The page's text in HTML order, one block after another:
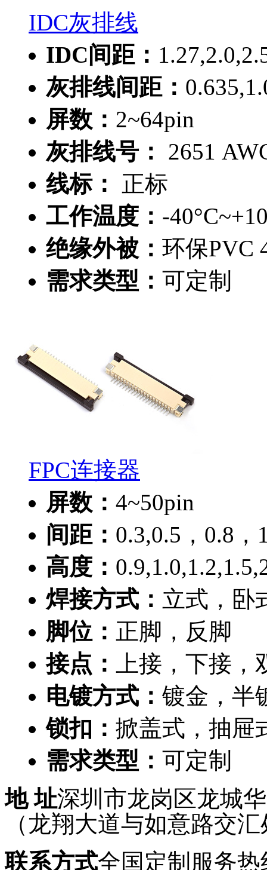
IDC灰排线
IDC间距：
灰排线间距：
屏数： 2~64pin
灰排线号：
2651
线标： 正标
工作温度： -
绝缘外被： 环保PVC
需求类型： 可定制
FPC连接器
屏数： 4~50pin
间距： 0.3,0.5，0.8，
高度：
焊接方式： 立式，卧
脚位： 正脚，反脚
接点：
上接，下接，
电镀方式： 镀金，半
锁扣： 掀盖式，抽屉
需求类型： 可定制
地 址深圳市龙岗区龙城
（龙翔大道与如意路交
联系方式全国定制服务热